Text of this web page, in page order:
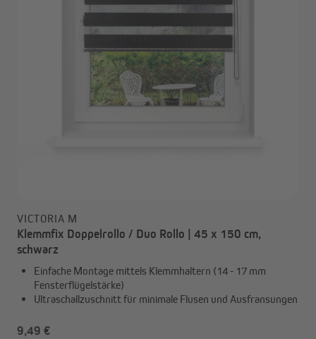
VICTORIA M
Klemmfix Doppelrollo / Duo Rollo | 45 x 150 cm,
schwarz
Einfache Montage mittels Klemmhaltern (14 - 17 mm
Fensterflügelstärke)
Ultraschallzuschnitt für minimale Flusen und Ausfransungen
9,49 €